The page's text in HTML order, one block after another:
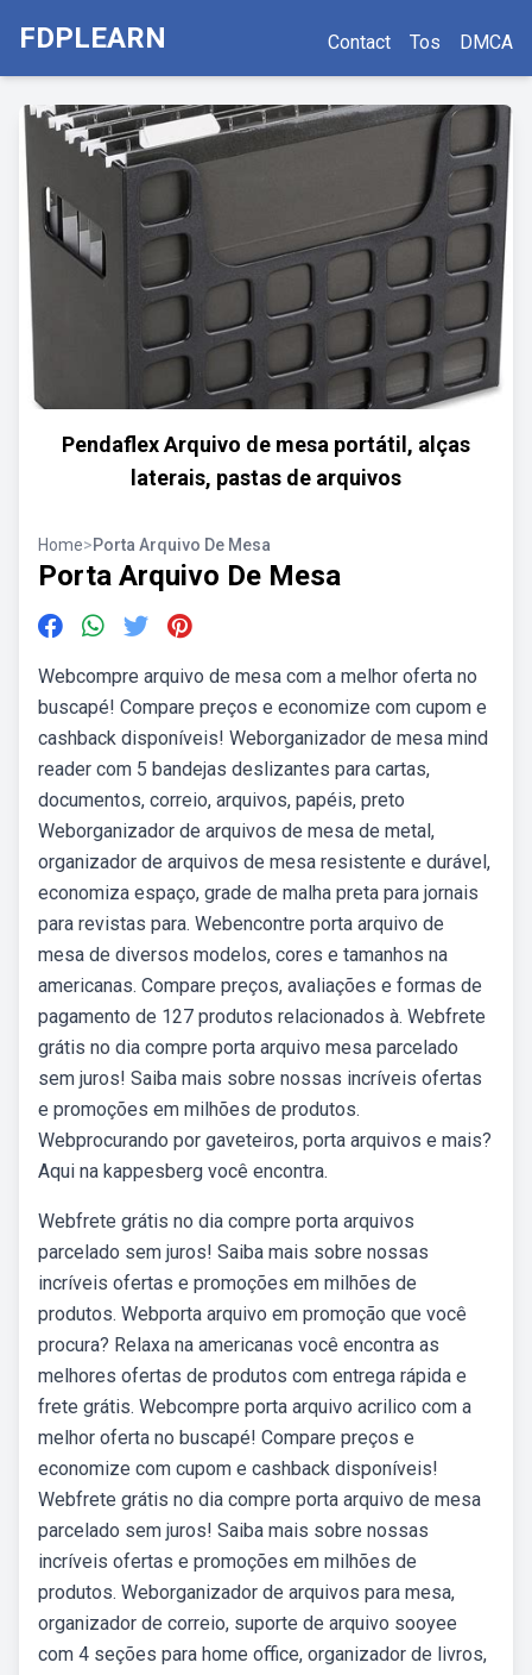
FDPLEARN Contact Tos DMCA
Pendaflex Arquivo de mesa portátil, alças
laterais, pastas de arquivos
Home>Porta Arquivo De Mesa
Porta Arquivo De Mesa
Webcompre arquivo de mesa com a melhor oferta no
buscapé! Compare preços e economize com cupom e
cashback disponíveis! Weborganizador de mesa mind
reader com 5 bandejas deslizantes para cartas,
documentos, correio, arquivos, papéis, preto
Weborganizador de arquivos de mesa de metal,
organizador de arquivos de mesa resistente e durável,
economiza espaço, grade de malha preta para jornais
para revistas para. Webencontre porta arquivo de
mesa de diversos modelos, cores e tamanhos na
americanas. Compare preços, avaliações e formas de
pagamento de 127 produtos relacionados à. Webfrete
grátis no dia compre porta arquivo mesa parcelado
sem juros! Saiba mais sobre nossas incríveis ofertas
e promoções em milhões de produtos.
Webprocurando por gaveteiros, porta arquivos e mais?
Aqui na kappesberg você encontra.
Webfrete grátis no dia compre porta arquivos
parcelado sem juros! Saiba mais sobre nossas
incríveis ofertas e promoções em milhões de
produtos. Webporta arquivo em promoção que você
procura? Relaxa na americanas você encontra as
melhores ofertas de produtos com entrega rápida e
frete grátis. Webcompre porta arquivo acrilico com a
melhor oferta no buscapé! Compare preços e
economize com cupom e cashback disponíveis!
Webfrete grátis no dia compre porta arquivo de mesa
parcelado sem juros! Saiba mais sobre nossas
incríveis ofertas e promoções em milhões de
produtos. Weborganizador de arquivos para mesa,
organizador de correio, suporte de arquivo sooyee
com 4 seções para home office, organizador de livros,